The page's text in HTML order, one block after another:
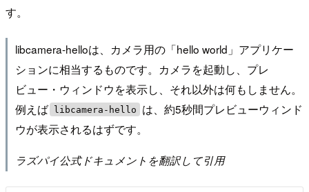
す。
libcamera-helloは、カメラ用の「hello world」アプリケー
ションに相当するものです。カメラを起動し、プレ
ビュー・ウィンドウを表示し、それ以外は何もしません。
例えば
libcamera-hello
は、約5秒間プレビューウィンド
ウが表示されるはずです。
ラズパイ公式ドキュメントを翻訳して引用